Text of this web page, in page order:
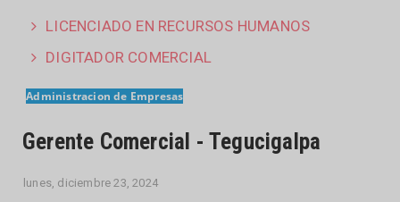
LICENCIADO EN RECURSOS HUMANOS
DIGITADOR COMERCIAL
Administracion de Empresas
Gerente Comercial - Tegucigalpa
lunes, diciembre 23, 2024